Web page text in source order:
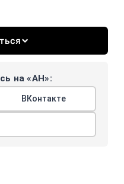
на «АН»:
ВКонтакте